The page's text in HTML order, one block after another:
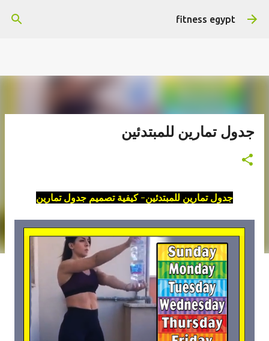
هتستفيد ومش هنضيع وقتك
التخطي إلى المحتوى الرئيسيfitness egypt
جدول تمارين للمبتدئين
جدول تمارين للمبتدئين- كيفية تصميم جدول تمارين